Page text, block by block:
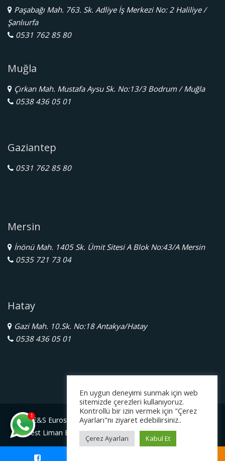
Paşabağı Mah. 763. Sk. Adliye İş Merkezi No: 2 Haliliye /
Şanlıurfa
0531 762 85 80
Muğla
Çırkan Mah. Mustafa Aysu Sk. No:13/3 Bodrum / Muğla
0538 436 05 01
Gaziantep
0531 762 85 80
Mersin
İnönü Mah. 1405 Sk. Ümit Sitesi A Blok No:43/A Mersin
0535 721 73 04
Hatay
Gazi Mah. 10.Sk. No:18 Antakya/Hatay
0538 436 05 01
E&S Eurostar Yurtdışı Eğitim Danışmanlığı Ltd. Şti.
Serbest Liman Bölge Müdürlüğü Gazimagosa / Kuzey Kıbrıs
1
En uygun deneyimi sunmak için web
sitemizde çerezleri kullanıyoruz.
Kontrollü bir izin vermek için "Çerez
Ayarları"nı ziyaret edebilirsiniz..
Çerez Ayarları Kabul Et